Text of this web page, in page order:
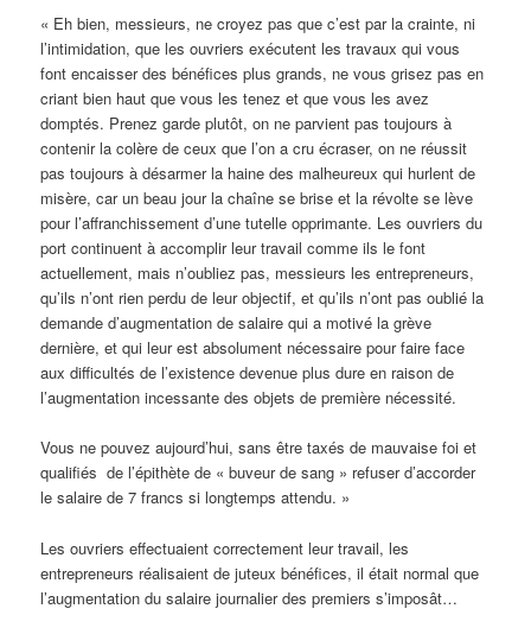
« Eh bien, messieurs, ne croyez pas que c’est par la crainte, ni
l’intimidation, que les ouvriers exécutent les travaux qui vous
font encaisser des bénéfices plus grands, ne vous grisez pas en
criant bien haut que vous les tenez et que vous les avez
domptés. Prenez garde plutôt, on ne parvient pas toujours à
contenir la colère de ceux que l’on a cru écraser, on ne réussit
pas toujours à désarmer la haine des malheureux qui hurlent de
misère, car un beau jour la chaîne se brise et la révolte se lève
pour l’affranchissement d’une tutelle opprimante. Les ouvriers du
port continuent à accomplir leur travail comme ils le font
actuellement, mais n’oubliez pas, messieurs les entrepreneurs,
qu’ils n’ont rien perdu de leur objectif, et qu’ils n’ont pas oublié la
demande d’augmentation de salaire qui a motivé la grève
dernière, et qui leur est absolument nécessaire pour faire face
aux difficultés de l’existence devenue plus dure en raison de
l’augmentation incessante des objets de première nécessité.
Vous ne pouvez aujourd’hui, sans être taxés de mauvaise foi et
qualifiés de l’épithète de « buveur de sang » refuser d’accorder
le salaire de 7 francs si longtemps attendu. »
Les ouvriers effectuaient correctement leur travail, les
entrepreneurs réalisaient de juteux bénéfices, il était normal que
l’augmentation du salaire journalier des premiers s’imposât…